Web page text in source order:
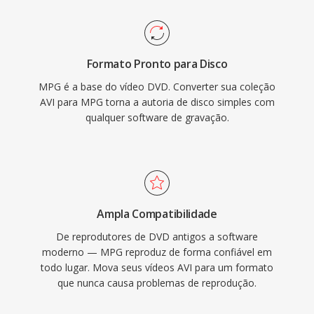
mais universalmente reconhecidos é ainda é
amplamente suportado por reprodutores de
mídia é ferramentas de edição em todos os
enquanto arquivos MPG codificados em
MPEG-2 suportam resoluções mais altas até
Full HD. A estrutura de program stream
assume um meio de armazenamento
relativamente confiável, diferente da variante
de transport stream projetada para
sobrecarga de pacotes de recuperação de
forcas duradouras do formato, já que
virtualmente todos os reprodutores de mídia
em todos os sistemas operacionais podem
decodificar esses arquivos sem instalação
Formato Pronto para Disco
MPG é a base do vídeo DVD. Converter sua coleção
AVI para MPG torna a autoria de disco simples com
qualquer software de gravação.
Ampla Compatibilidade
De reprodutores de DVD antigos a software
moderno — MPG reproduz de forma confiável em
todo lugar. Mova seus vídeos AVI para um formato
que nunca causa problemas de reprodução.